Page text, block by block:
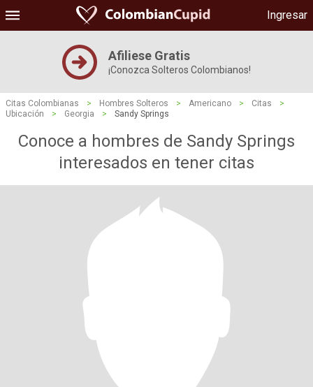
Ingresar
Afiliese Gratis
¡Conozca Solteros Colombianos!
Citas Colombianas > Hombres Solteros > Americano > Citas
>
Ubicación
> Georgia > Sandy Springs
Conoce a hombres de Sandy Springs
interesados ​​en tener citas